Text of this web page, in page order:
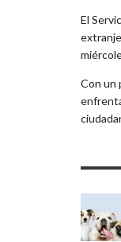
El
Con un